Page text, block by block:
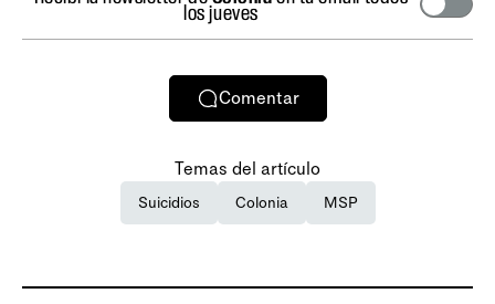
los jueves
Comentar
Temas del artículo
Suicidios Colonia MSP